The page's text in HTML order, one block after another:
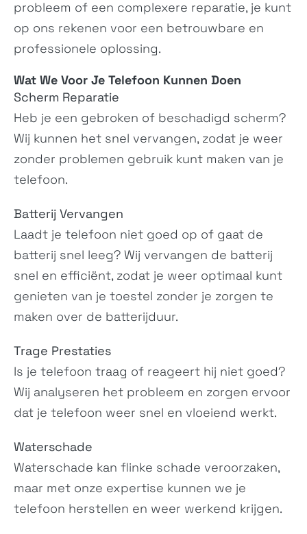
Pixel 7 Pixel 7 Pro
GP4BC, GE2AE
Pixel 6a
GX7AS, GB62Z,...
Pixel 6
Pixel 4a 5G
GD1YQ, G025I
Pixel 5
GD1YQ, GTT9Q
probleem of een complexere reparatie, je kunt
op ons rekenen voor een betrouwbare en
professionele oplossing.
Wat We Voor Je Telefoon Kunnen Doen
Scherm Reparatie
Heb je een gebroken of beschadigd scherm?
Wij kunnen het snel vervangen, zodat je weer
zonder problemen gebruik kunt maken van je
telefoon.
Batterij Vervangen
Laadt je telefoon niet goed op of gaat de
batterij snel leeg? Wij vervangen de batterij
snel en efficiënt, zodat je weer optimaal kunt
genieten van je toestel zonder je zorgen te
maken over de batterijduur.
Trage Prestaties
Is je telefoon traag of reageert hij niet goed?
Wij analyseren het probleem en zorgen ervoor
dat je telefoon weer snel en vloeiend werkt.
Waterschade
Waterschade kan flinke schade veroorzaken,
maar met onze expertise kunnen we je
telefoon herstellen en weer werkend krijgen.